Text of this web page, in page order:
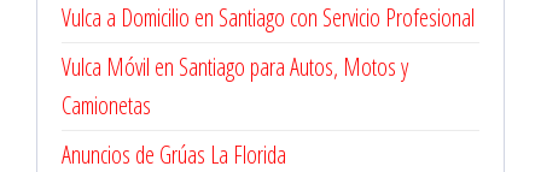
Vulca a Domicilio en Santiago con Servicio Profesional
Vulca Móvil en Santiago para Autos, Motos y
Camionetas
Anuncios de Grúas La Florida